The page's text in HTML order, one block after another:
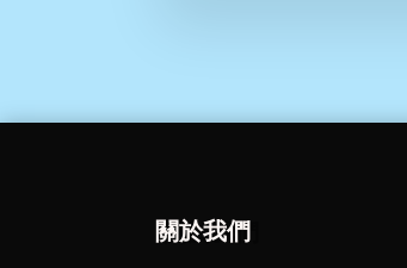
關於我們